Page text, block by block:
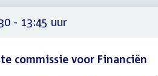
- 13:45 uur
commissie voor Financiën